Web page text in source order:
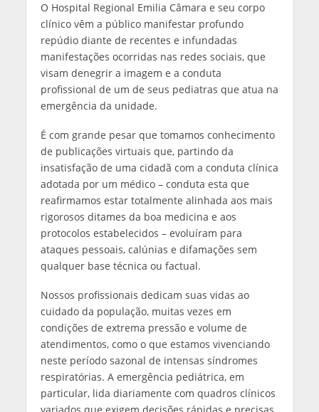
O Hospital Regional Emilia Câmara e seu corpo
clínico vêm a público manifestar profundo
repúdio diante de recentes e infundadas
manifestações ocorridas nas redes sociais, que
visam denegrir a imagem e a conduta
profissional de um de seus pediatras que atua na
emergência da unidade.
É com grande pesar que tomamos conhecimento
de publicações virtuais que, partindo da
insatisfação de uma cidadã com a conduta clínica
adotada por um médico – conduta esta que
reafirmamos estar totalmente alinhada aos mais
rigorosos ditames da boa medicina e aos
protocolos estabelecidos – evoluíram para
ataques pessoais, calúnias e difamações sem
qualquer base técnica ou factual.
Nossos profissionais dedicam suas vidas ao
cuidado da população, muitas vezes em
condições de extrema pressão e volume de
atendimentos, como o que estamos vivenciando
neste período sazonal de intensas síndromes
respiratórias. A emergência pediátrica, em
particular, lida diariamente com quadros clínicos